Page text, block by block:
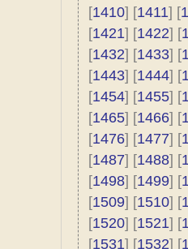
[1410] [1411] [
[1421] [1422] [
[1432] [1433] [
[1443] [1444] [
[1454] [1455] [
[1465] [1466] [
[1476] [1477] [
[1487] [1488] [
[1498] [1499] [
[1509] [1510] [
[1520] [1521] [
[1531] [1532] [